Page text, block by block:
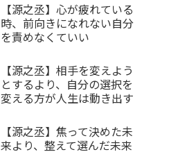
【源之丞】心が疲れている
時、前向きになれない自分
を責めなくていい
【源之丞】相手を変えよう
とするより、自分の選択を
変える方が人生は動き出す
【源之丞】焦って決めた未
来より、整えて選んだ未来